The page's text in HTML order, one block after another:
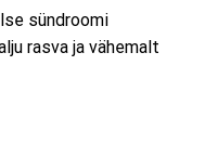
sündroomi
rasva ja vähemalt